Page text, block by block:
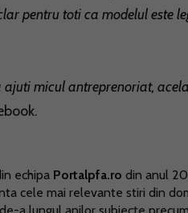
pentru toti ca modelul este
micul antreprenoriat,
echipa Portalpfa.ro din anul
cele mai relevante stiri din